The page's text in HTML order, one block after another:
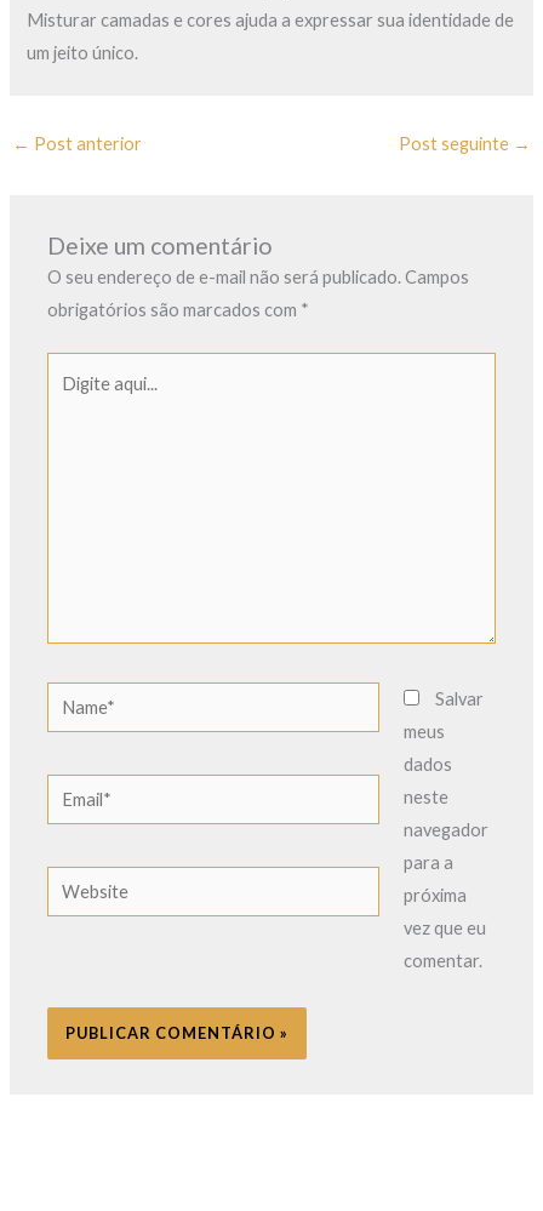
Misturar camadas e cores ajuda a expressar sua identidade de
um jeito único.
← Post anterior Post seguinte →
Deixe um comentário
O seu endereço de e-mail não será publicado.Campos
obrigatórios são marcados com *
aqui...
Name*
Email*
Website
Salvar
meus
dados
neste
navegador
para a
próxima
vez que eu
comentar.